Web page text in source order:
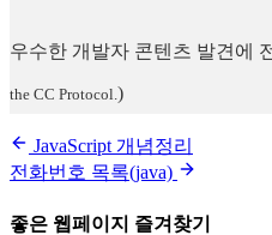
우수한 개발자 콘텐츠 발견에
the CC Protocol.)
JavaScript 개념정리
전화번호 목록(java)
좋은 웹페이지 즐겨찾기